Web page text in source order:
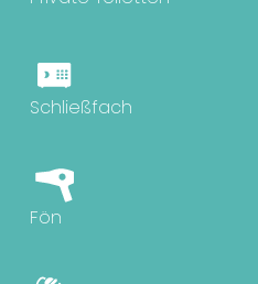
Schließfach
Fön